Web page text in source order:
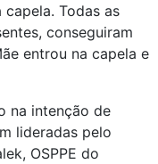
Todas as
conseguiram
entrou na capela e
na intenção de
lideradas pelo
OSPPE do